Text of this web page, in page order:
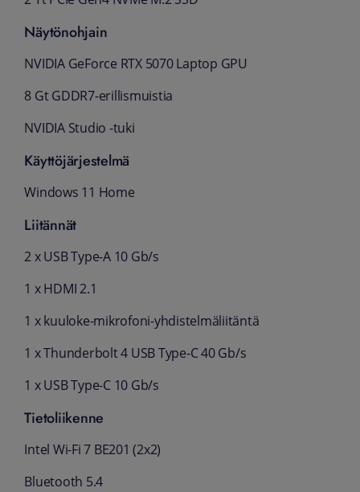
Näytönohjain
NVIDIA GeForce RTX 5070 Laptop GPU
8 Gt GDDR7-erillismuistia
NVIDIA Studio -tuki
Käyttöjärjestelmä
Windows 11 Home
Liitännät
2 x USB Type-A 10 Gb/s
1 x HDMI 2.1
1 x kuuloke-mikrofoni-yhdistelmäliitäntä
1 x Thunderbolt 4 USB Type-C 40 Gb/s
1 x USB Type-C 10 Gb/s
Tietoliikenne
Intel Wi-Fi 7 BE201 (2x2)
Bluetooth 5.4